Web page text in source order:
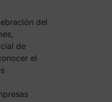
del
de
el